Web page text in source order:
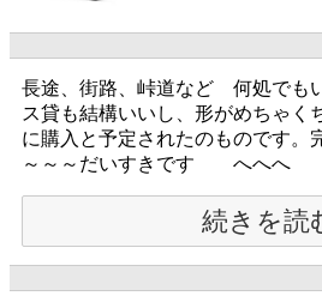
長途、街路、峠道など 何処でも
ス貸も結構いいし、形がめちゃく
に購入と予定されたのものです。
～～～だいすきです へへへ
続きを読